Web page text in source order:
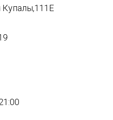
Купалы,111Е